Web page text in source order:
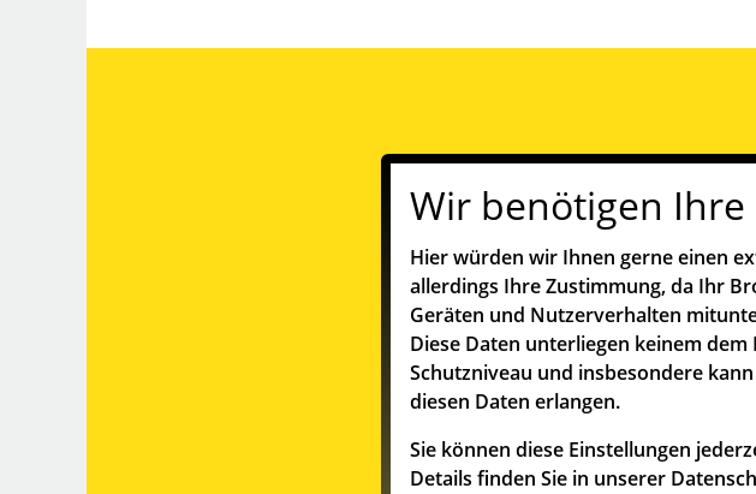
Wir benötigen
Hier würden wir Ihnen gerne einen
allerdings Ihre Zustimmung, da Ihr
Geräten und Nutzerverhalten
Diese Daten unterliegen keinem
Schutzniveau und insbesondere
diesen Daten erlangen.
Sie können diese Einstellungen
Details finden Sie in unserer